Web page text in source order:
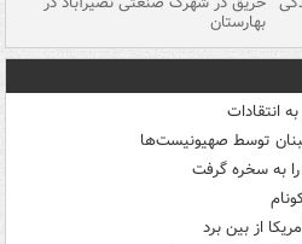
بهارستان
انتقادات
توسط صهیونیست‌ها
به سخره گرفت
از بین برد